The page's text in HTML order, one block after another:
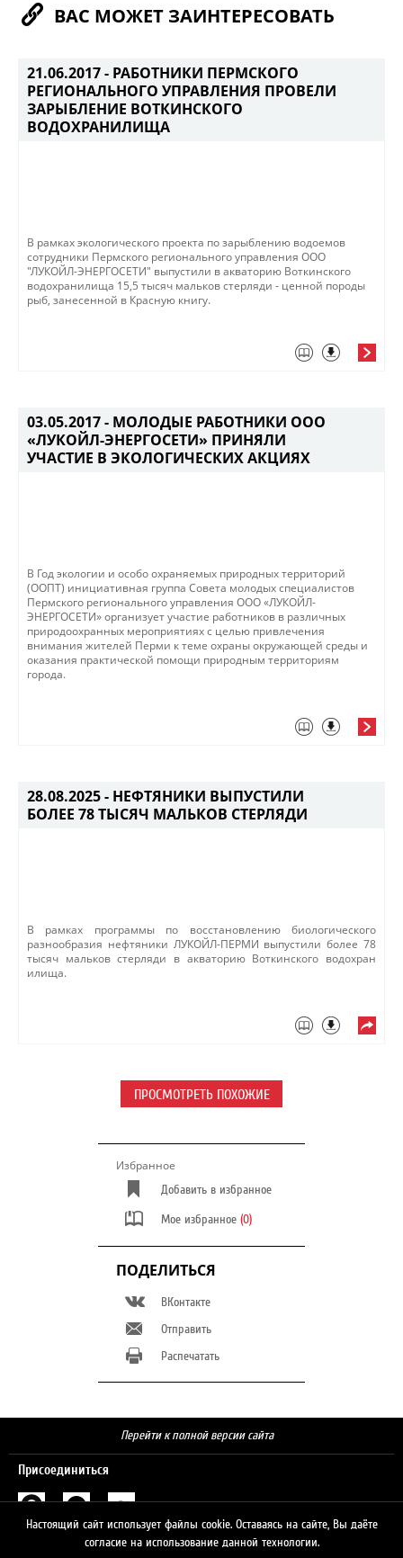
ВАС МОЖЕТ ЗАИНТЕРЕСОВАТЬ
21.06.2017 - РАБОТНИКИ ПЕРМСКОГО
РЕГИОНАЛЬНОГО УПРАВЛЕНИЯ ПРОВЕЛИ
ЗАРЫБЛЕНИЕ ВОТКИНСКОГО
ВОДОХРАНИЛИЩА
В рамках экологического проекта по зарыблению водоемов
сотрудники Пермского регионального управления ООО
"ЛУКОЙЛ-ЭНЕРГОСЕТИ" выпустили в акваторию Воткинского
водохранилища 15,5 тысяч мальков стерляди - ценной породы
рыб, занесенной в Красную книгу.
03.05.2017 - МОЛОДЫЕ РАБОТНИКИ ООО
«ЛУКОЙЛ-ЭНЕРГОСЕТИ» ПРИНЯЛИ
УЧАСТИЕ В ЭКОЛОГИЧЕСКИХ АКЦИЯХ
В Год экологии и особо охраняемых природных территорий
(ООПТ) инициативная группа Совета молодых специалистов
Пермского регионального управления ООО «ЛУКОЙЛ-
ЭНЕРГОСЕТИ» организует участие работников в различных
природоохранных мероприятиях с целью привлечения
внимания жителей Перми к теме охраны окружающей среды и
оказания практической помощи природным территориям
города.
28.08.2025 - НЕФТЯНИКИ ВЫПУСТИЛИ
БОЛЕЕ 78 ТЫСЯЧ МАЛЬКОВ СТЕРЛЯДИ
В рамках программы по восстановлению биологического
разнообразия нефтяники ЛУКОЙЛ-ПЕРМИ выпустили более 78
тысяч мальков стерляди в акваторию Воткинского водохран​
илища. ​
ПРОСМОТРЕТЬ ПОХОЖИЕ
Избранное
Добавить в избранное
Мое избранное (0)
ПОДЕЛИТЬСЯ
ВКонтакте
Отправить
Распечатать
Перейти к полной версии сайта
Присоединиться
Настоящий сайт использует файлы cookie. Оставаясь на сайте, Вы даёте
согласие на использование данной технологии.